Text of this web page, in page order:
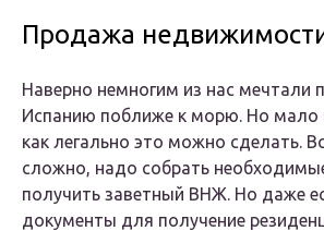
Продажа
Наверно немногим из нас мечтали
Испанию поближе к морю. Но мало
как легально это можно сделать.
сложно, надо собрать
получить заветный ВНЖ. Но даже
документы для получение